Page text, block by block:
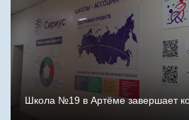
Школа №19 в Артёме завершает